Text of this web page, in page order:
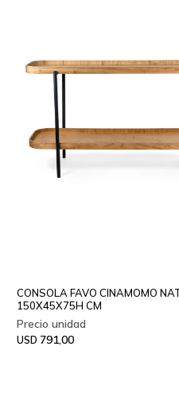
CONSOLA FAVO CINAMOMO
150X45X75H CM
USD 791,00